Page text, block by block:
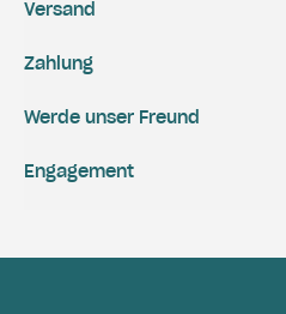
Versand
Zahlung
Engagement
Werde unser Freund